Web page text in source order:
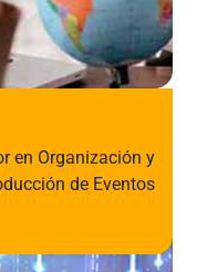
en Organización y
de Eventos